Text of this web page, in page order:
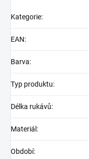
Kategorie:
EAN:
Barva:
Typ produktu:
Délka rukávů:
Materiál :
Období: